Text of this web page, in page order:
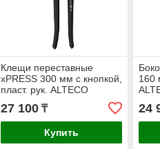
Клещи переставные
xPRESS 300 мм с кнопкой,
пласт. рук. ALTECO
Industrial 0705-1K-300-X
27 100₸
Купить
160
24